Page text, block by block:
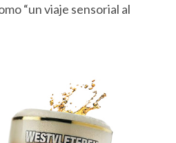
“un viaje sensorial al